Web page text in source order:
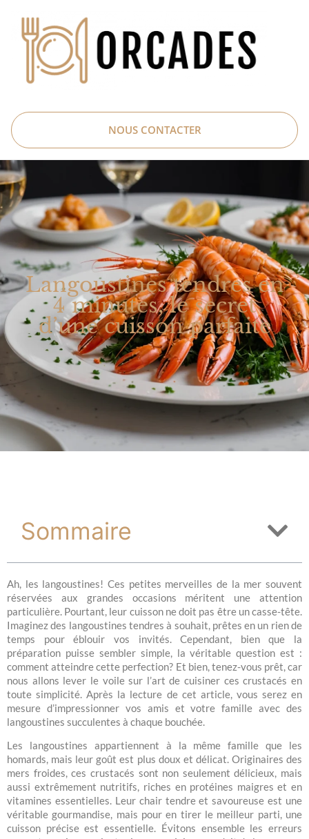
NOUS CONTACTER
Langoustines tendres en
4 minutes, le secret
d’une cuisson parfaite
Sommaire
Ah, les langoustines! Ces petites merveilles de la mer souvent
réservées aux grandes occasions méritent une attention
particulière. Pourtant, leur cuisson ne doit pas être un casse-tête.
Imaginez des langoustines tendres à souhait, prêtes en un rien de
temps pour éblouir vos invités. Cependant, bien que la
préparation puisse sembler simple, la véritable question est :
comment atteindre cette perfection? Et bien, tenez-vous prêt, car
nous allons lever le voile sur l’art de cuisiner ces crustacés en
toute simplicité. Après la lecture de cet article, vous serez en
mesure d’impressionner vos amis et votre famille avec des
langoustines succulentes à chaque bouchée.
Les langoustines appartiennent à la même famille que les
homards, mais leur goût est plus doux et délicat. Originaires des
mers froides, ces crustacés sont non seulement délicieux, mais
aussi extrêmement nutritifs, riches en protéines maigres et en
vitamines essentielles. Leur chair tendre et savoureuse est une
véritable gourmandise, mais pour en tirer le meilleur parti, une
cuisson précise est essentielle. Évitons ensemble les erreurs